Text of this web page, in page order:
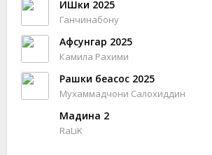
ИШки 2025
Ганчинабону
Афсунгар 2025
Камила Рахими
Рашки беасос 2025
Мухаммадчони Салохиддин
Мадина 2
RaLiK